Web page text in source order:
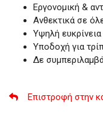
Εργονομική &
Ανθεκτικά σε
Υψηλή ευκρίνεια
Υποδοχή για
Δε
Επιστροφή στην